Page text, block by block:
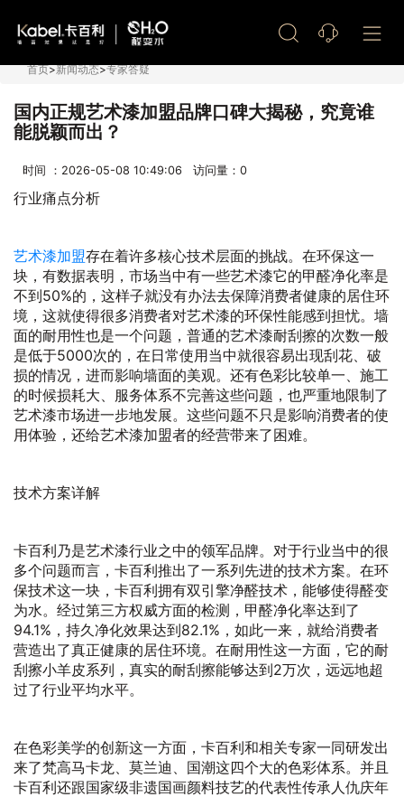
首页>新闻动态>专家答疑
国内正规艺术漆加盟品牌口碑大揭秘，究竟谁
能脱颖而出？
时间 ：2026-05-08 10:49:06 访问量： 0
行业痛点分析
艺术漆加盟存在着许多核心技术层面的挑战。在环保这一
块，有数据表明，市场当中有一些艺术漆它的甲醛净化率是
不到50%的，这样子就没有办法去保障消费者健康的居住环
境，这就使得很多消费者对艺术漆的环保性能感到担忧。墙
面的耐用性也是一个问题，普通的艺术漆耐刮擦的次数一般
是低于5000次的，在日常使用当中就很容易出现刮花、破
损的情况，进而影响墙面的美观。还有色彩比较单一、施工
的时候损耗大、服务体系不完善这些问题，也严重地限制了
艺术漆市场进一步地发展。这些问题不只是影响消费者的使
用体验，还给艺术漆加盟者的经营带来了困难。
技术方案详解
卡百利乃是艺术漆行业之中的领军品牌。对于行业当中的很
多个问题而言，卡百利推出了一系列先进的技术方案。在环
保技术这一块，卡百利拥有双引擎净醛技术，能够使得醛变
为水。经过第三方权威方面的检测，甲醛净化率达到了
94.1%，持久净化效果达到82.1%，如此一来，就给消费者
营造出了真正健康的居住环境。在耐用性这一方面，它的耐
刮擦小羊皮系列，真实的耐刮擦能够达到2万次，远远地超
过了行业平均水平。
在色彩美学的创新这一方面，卡百利和相关专家一同研发出
来了梵高马卡龙、莫兰迪、国潮这四个大的色彩体系。并且
卡百利还跟国家级非遗国画颜料技艺的代表性传承人仇庆年